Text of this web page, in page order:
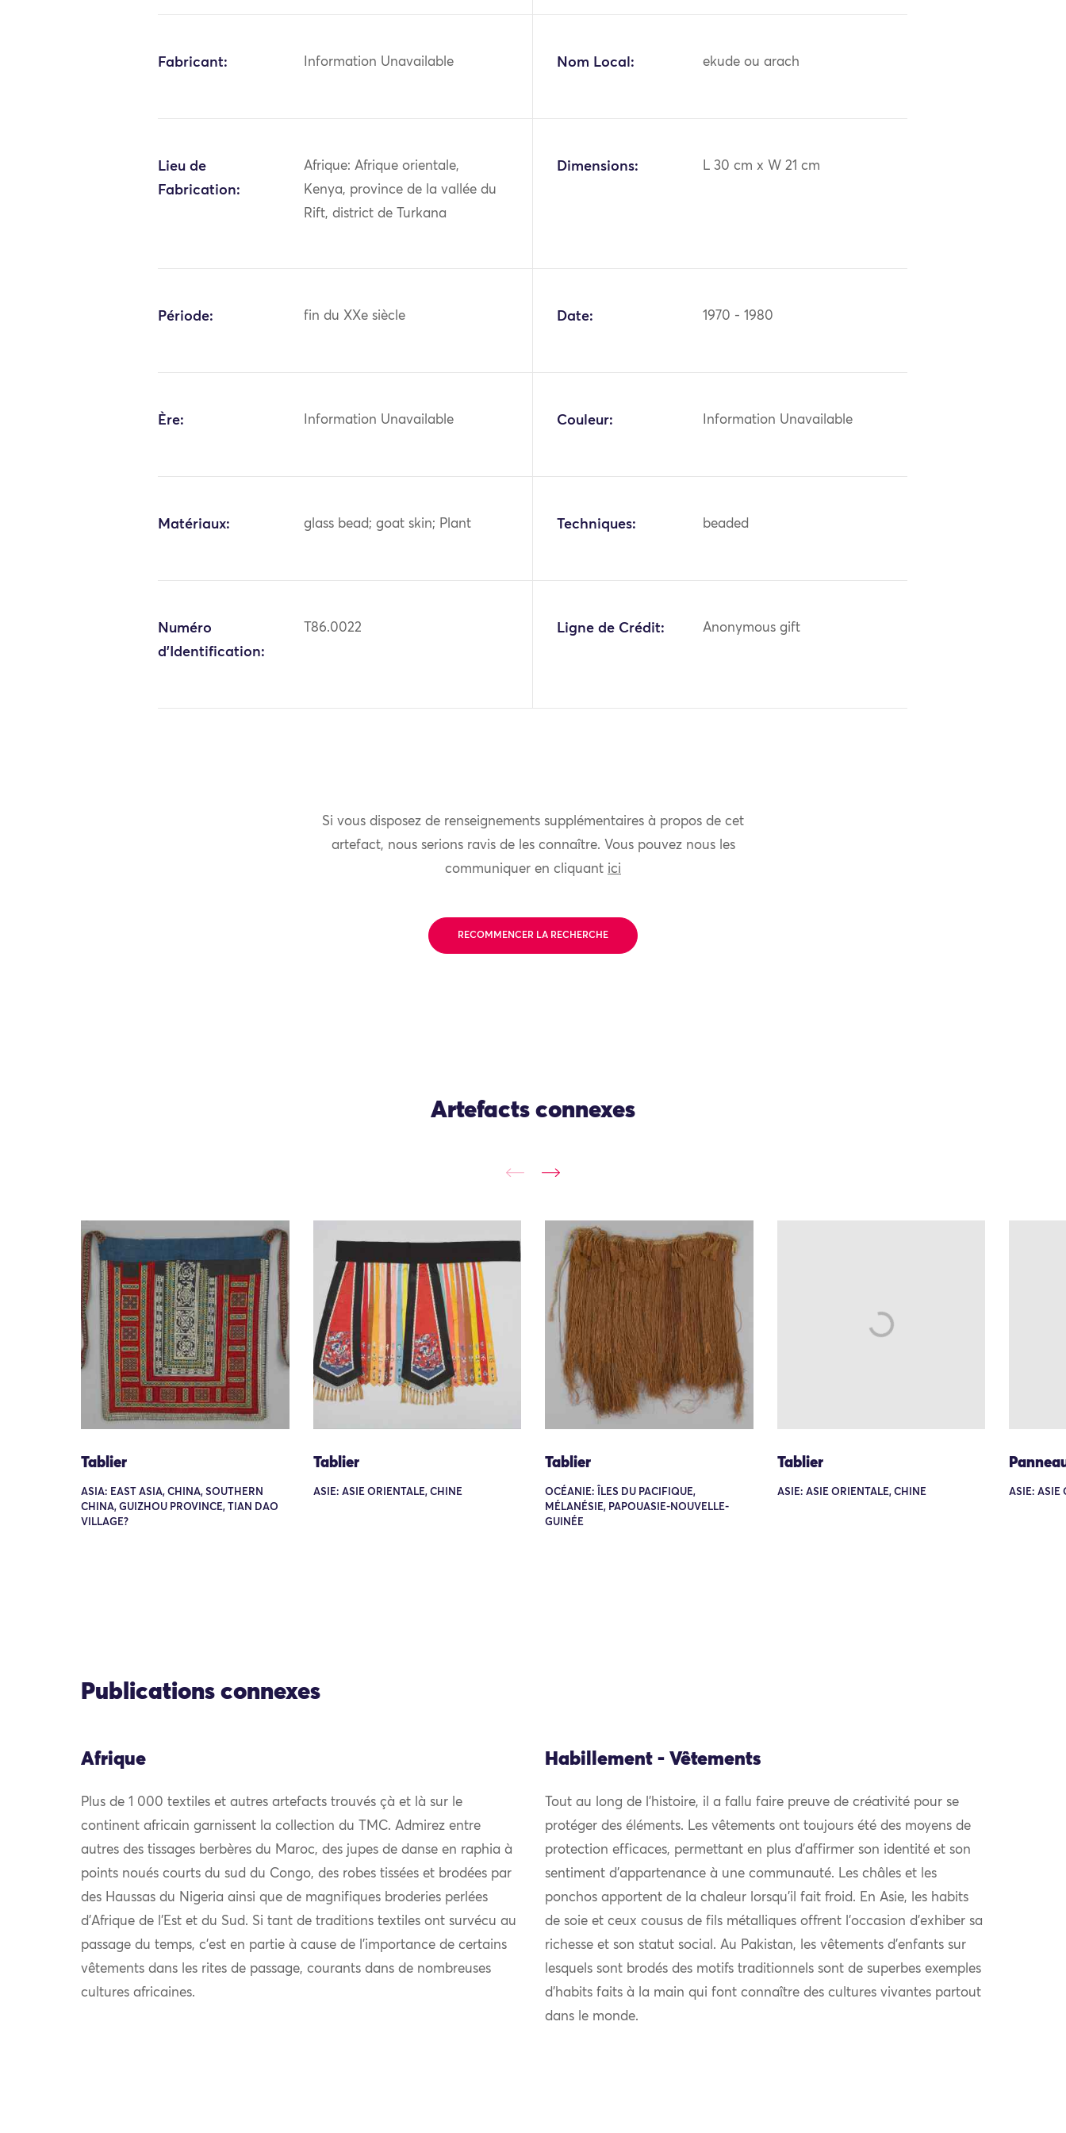
Fabricant: Information Unavailable Nom Local: ekude ou arach
Lieu de
Fabrication:
Afrique: Afrique orientale,
Kenya, province de la vallée du
Rift, district de Turkana
Dimensions: L 30 cm x W 21 cm
Période: fin du XXe siècle Date: 1970 - 1980
Ère: Information Unavailable Couleur: Information Unavailable
Matériaux: glass bead; goat skin; Plant Techniques: beaded
Numéro
d'Identification:
T86.0022 Ligne de Crédit: Anonymous gift
Si vous disposez de renseignements supplémentaires à propos de cet
artefact, nous serions ravis de les connaître. Vous pouvez nous les
communiquer en cliquant ici
RECOMMENCER LA RECHERCHE
Artefacts connexes
Tablier
ASIA: EAST ASIA, CHINA, SOUTHERN
CHINA, GUIZHOU PROVINCE, TIAN DAO
VILLAGE?
Tablier
ASIE: ASIE ORIENTALE, CHINE
Tablier
OCÉANIE: ÎLES DU PACIFIQUE,
MÉLANÉSIE, PAPOUASIE-NOUVELLE-
GUINÉE
Tablier
ASIE: ASIE ORIENTALE, CHINE ASIE: ASIE
Publications connexes
Afrique
Plus de 1 000 textiles et autres artefacts trouvés çà et là sur le
continent africain garnissent la collection du TMC. Admirez entre
autres des tissages berbères du Maroc, des jupes de danse en raphia à
points noués courts du sud du Congo, des robes tissées et brodées par
des Haussas du Nigeria ainsi que de magnifiques broderies perlées
d’Afrique de l’Est et du Sud. Si tant de traditions textiles ont survécu au
passage du temps, c’est en partie à cause de l’importance de certains
vêtements dans les rites de passage, courants dans de nombreuses
cultures africaines.
Habillement - Vêtements
Tout au long de l’histoire, il a fallu faire preuve de créativité pour se
protéger des éléments. Les vêtements ont toujours été des moyens de
protection efficaces, permettant en plus d’affirmer son identité et son
sentiment d’appartenance à une communauté. Les châles et les
ponchos apportent de la chaleur lorsqu’il fait froid. En Asie, les habits
de soie et ceux cousus de fils métalliques offrent l’occasion d’exhiber sa
richesse et son statut social. Au Pakistan, les vêtements d’enfants sur
lesquels sont brodés des motifs traditionnels sont de superbes exemples
d’habits faits à la main qui font connaître des cultures vivantes partout
dans le monde.